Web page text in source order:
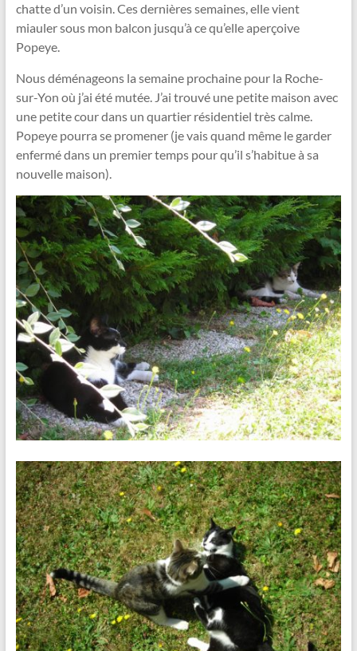
chatte d’un voisin. Ces dernières semaines, elle vient
miauler sous mon balcon jusqu’à ce qu’elle aperçoive
Popeye.
Nous déménageons la semaine prochaine pour la Roche-
sur-Yon où j’ai été mutée. J’ai trouvé une petite maison avec
une petite cour dans un quartier résidentiel très calme.
Popeye pourra se promener (je vais quand même le garder
enfermé dans un premier temps pour qu’il s’habitue à sa
nouvelle maison).